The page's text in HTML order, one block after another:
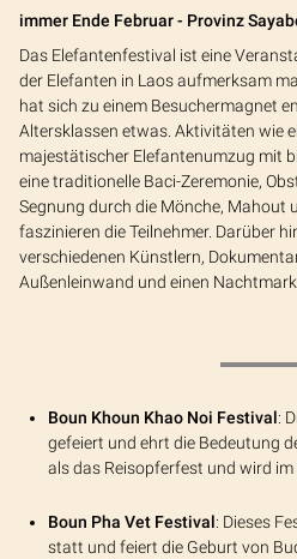
immer Ende Februar - Provinz
Das Elefantenfestival ist eine
der Elefanten in Laos aufmerksam
hat sich zu einem Besuchermagnet
Altersklassen etwas. Aktivitäten wie
majestätischer Elefantenumzug mit
eine traditionelle Baci-Zeremonie,
Segnung durch die Mönche, Mahout
faszinieren die Teilnehmer. Darüber
verschiedenen Künstlern,
Außenleinwand und einen
Boun Khoun Khao Noi Festival:
gefeiert und ehrt die Bedeutung
als das Reisopferfest und wird
Boun Pha Vet Festival: Dieses
statt und feiert die Geburt von